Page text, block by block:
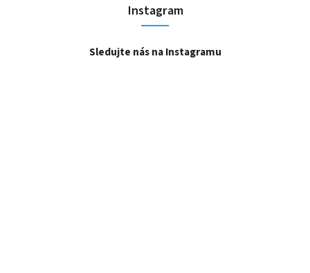
Instagram
Sledujte nás na Instagramu